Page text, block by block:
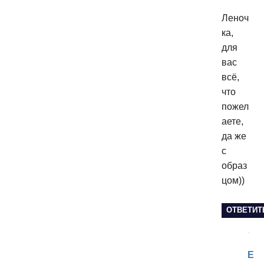
Леноч
ка,
для
вас
всё,
что
пожел
аете,
да же
с
образ
цом))
Е